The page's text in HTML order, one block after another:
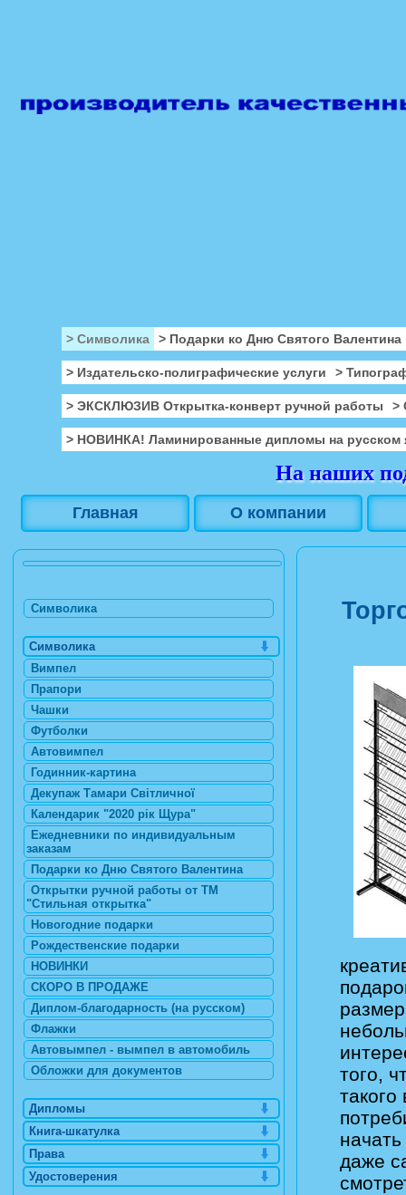
> Символика > Подарки ко Дню Святого Валентина
> Издательско-полиграфические услуги >
> ЭКСКЛЮЗИВ Открытка-конверт ручной работы >
> НОВИНКА! Ламинированные дипломы на русском
На наших
Главная О компании
того,
даже
Символика
Символика
Вимпел
Прапори
Чашки
Футболки
Автовимпел
Годинник-картина
Декупаж Тамари Світличної
Календарик "2020 рік Щура"
Ежедневники по индивидуальным
заказам
Подарки ко Дню Святого Валентина
Открытки ручной работы от ТМ
"Стильная открытка"
Новогодние подарки
Рождественские подарки
НОВИНКИ
СКОРО В ПРОДАЖЕ
Диплом-благодарность (на русском)
Флажки
Автовымпел - вымпел в автомобиль
Обложки для документов
Дипломы
Книга-шкатулка
Права
Удостоверения